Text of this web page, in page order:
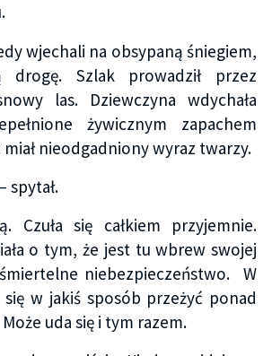
wjechali na obsypaną śniegiem,
drogę. Szlak prowadził przez
las. Dziewczyna wdychała
żywicznym zapachem
nieodgadniony wyraz twarzy.
spytał.
Czuła się całkiem przyjemnie.
o tym, że jest tu wbrew swojej
niebezpieczeństwo. W
się w jakiś sposób przeżyć ponad
uda się i tym razem.